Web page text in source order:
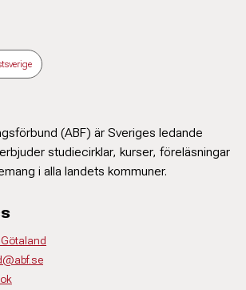
(ABF) är Sveriges ledande
studiecirklar, kurser, föreläsningar
i alla landets kommuner.